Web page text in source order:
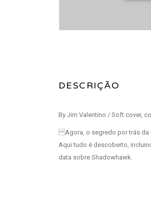
DESCRIÇÃO
By Jim Valentino / Soft cover,
Agora, o segredo por trás da
Aqui tudo é descoberto,
data sobre Shadowhawk.